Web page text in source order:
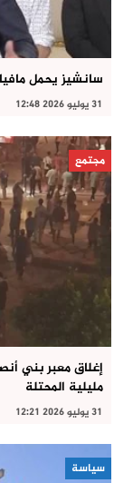
سانشيز يحمل
31 يوليو 2026 12:48
مجتمع
إغلاق معبر بني
مليلية المحتلة
31 يوليو 2026 12:21
سياسة